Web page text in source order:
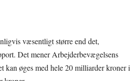
væsentligt større end det,
Det mener Arbejderbevægelsens
kan øges med hele 20 milliarder kroner i